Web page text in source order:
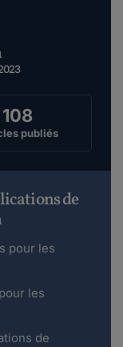
108
publiés
de
pour les
les
de